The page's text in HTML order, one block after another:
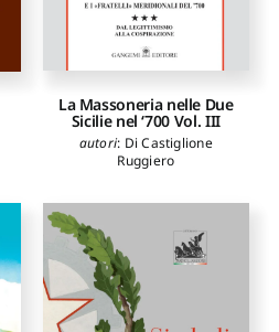
La Massoneria nelle Due
Sicilie nel ‘700 Vol. III
autori: Di Castiglione
Ruggiero